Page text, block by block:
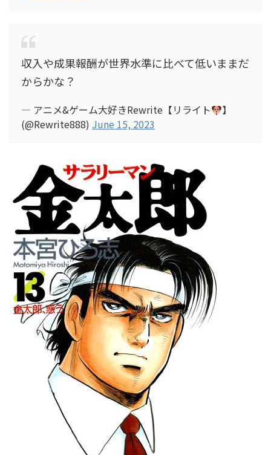
収入や成果報酬が世界水準に比べて低いままだ
からかな？
— アニメ&ゲーム大好きRewrite【リライト
】
(@Rewrite888) June 15, 2023